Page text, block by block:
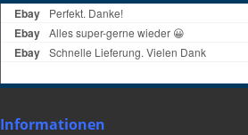
Informationen